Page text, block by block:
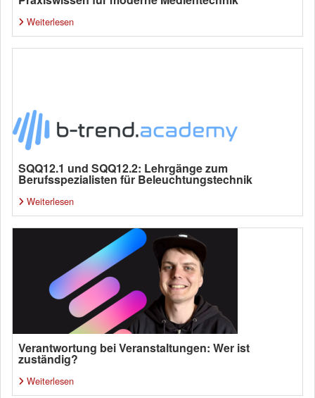
Weiterlesen
SQQ12.1 und SQQ12.2: Lehrgänge zum
Berufsspezialisten für Beleuchtungstechnik
Weiterlesen
Verantwortung bei Veranstaltungen: Wer ist
zuständig?
Weiterlesen